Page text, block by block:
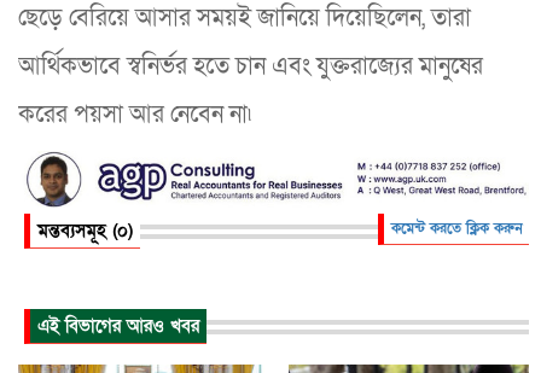
ছেড়ে বেরিয়ে আসার সময়ই জানিয়ে দিয়েছিলেন, তারা
আর্থিকভাবে স্বনির্ভর হতে চান এবং যুক্তরাজ্যের মানুষের
করের পয়সা আর নেবেন না৷
মন্তব্যসমূহ (০) কমেন্ট করতে ক্লিক করুন
এই বিভাগের আরও খবর